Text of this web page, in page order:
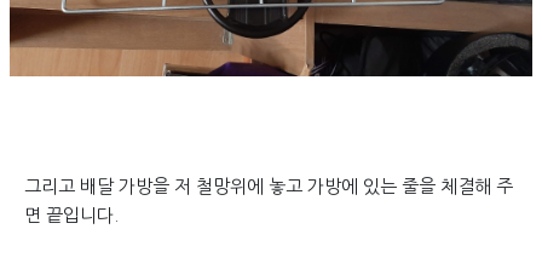
그리고 배달 가방을 저 철망위에 놓고 가방에 있는 줄을 체결해 주
면 끝입니다.